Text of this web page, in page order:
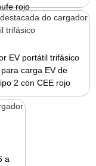
rojo
EV portátil trifásico
para carga EV de
2 con CEE rojo
a